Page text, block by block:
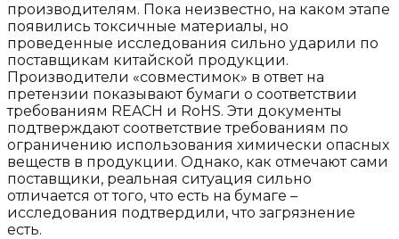
производителям. Пока неизвестно, на каком этапе
появились токсичные материалы, но
проведенные исследования сильно ударили по
поставщикам китайской продукции.
Производители «совместимок» в ответ на
претензии показывают бумаги о соответствии
требованиям REACH и RoHS. Эти документы
подтверждают соответствие требованиям по
ограничению использования химически опасных
веществ в продукции. Однако, как отмечают сами
поставщики, реальная ситуация сильно
отличается от того, что есть на бумаге –
исследования подтвердили, что загрязнение
есть.